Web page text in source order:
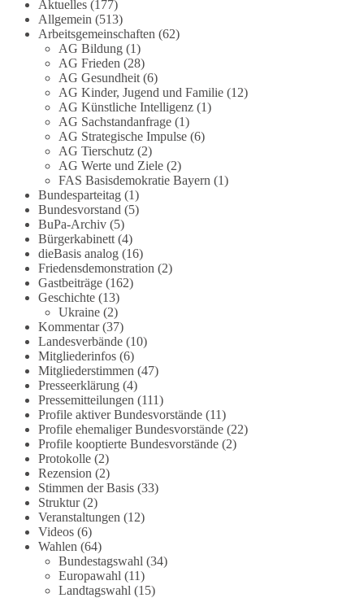
#dieBasis #Meme #Plandemie #Corona
28 53 Auf Facebook ansehen
DieBasis
2 Tage(n) zuvor
Stimmen der dieBasis – heute mit dem
„Demokratie-Bestatter“
Die Energiewende ist bisher kein Erfolg, sondern
ein teures, ineffizientes Unterfangen. Dies belegt
eine Auswertung der NZZ, wonach die
Energiewende den Strom nicht billiger, sondern
teurer gemacht hat.
Quelle:https://www.nzz.ch/der-andere-
blick/fehlschlag-energiewende-warum-
deutschland-trotz-rekordausbau-von-wind-und-
sonnenkraft-weniger-strom-erzeugt-ld.10006607
🟩🟩🟦🟦🟥🟥🟧🟧
„Wir brauchen dringend wettbewerbsfähige
Energiepreise und eine ideologiefreie
Diskussion“, meint der Demokratie-Bestatter.
Wie siehst du das?
🤝 Jetzt Politik für die Menschen mitgestalten:
https://diebasis.de/mitgliedschaft/
Aktuelles(177)
Allgemein (513)
Arbeitsgemeinschaften (62)
AG Bildung(1)
AG Frieden (28)
AG Gesundheit(6)
AG Kinder, Jugend und Familie(12)
AG Künstliche Intelligenz(1)
AG Sachstandanfrage(1)
AG Strategische Impulse(6)
AG Tierschutz(2)
AG Werte und Ziele(2)
FAS Basisdemokratie Bayern (1)
Bundesparteitag(1)
Bundesvorstand (5)
BuPa-Archiv(5)
Bürgerkabinett(4)
dieBasis analog(16)
Friedensdemonstration (2)
Gastbeiträge(162)
Geschichte(13)
Ukraine(2)
Kommentar(37)
Landesverbände(10)
Mitgliederinfos(6)
Mitgliederstimmen (47)
Presseerklärung(4)
Pressemitteilungen (111)
Profile aktiver Bundesvorstände(11)
Profile ehemaliger Bundesvorstände(22)
Profile kooptierte Bundesvorstände(2)
Protokolle(2)
Rezension (2)
Stimmen der Basis(33)
Struktur(2)
Veranstaltungen (12)
Videos(6)
Wahlen (64)
Bundestagswahl (34)
Europawahl (11)
Landtagswahl (15)